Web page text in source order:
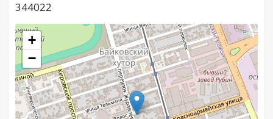
344022
+
−